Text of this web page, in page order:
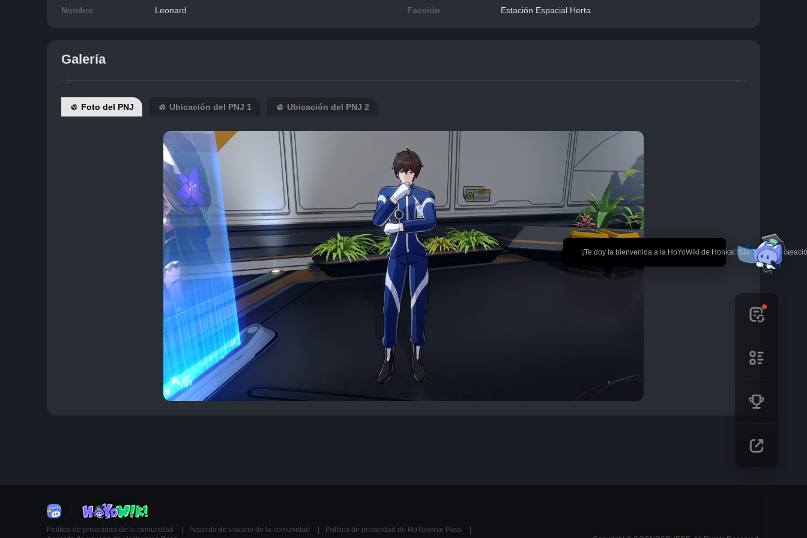
🎉 ¡Te doy la bienvenida a la HoYoWiki de Honkai: Star Rail! *La
Nombre Leonard Facción Estación Espacial Herta
Galería
Foto del PNJ Ubicación del PNJ 1 Ubicación del PNJ 2
Política de privacidad de la comunidad Acuerdo de usuario de la comunidad
Política de privacidad de HoYoverse Pass